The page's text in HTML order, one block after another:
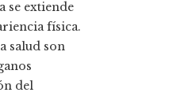
se extiende
física.
salud son
del